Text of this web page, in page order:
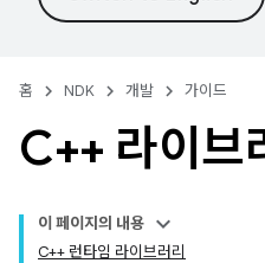
홈 NDK 개발 가이드
C++ 라이브
이 페이지의 내용
C++ 런타임 라이브러리